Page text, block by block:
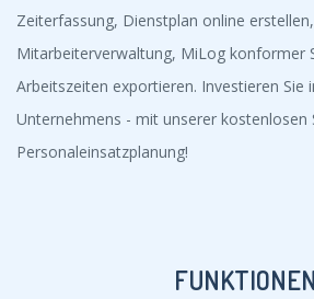
Zeiterfassung, Dienstplan online erstellen,
Mitarbeiterverwaltung, MiLog konformer
Arbeitszeiten exportieren. Investieren Sie
Unternehmens - mit unserer
Personaleinsatzplanung!
FUNKTIONEN